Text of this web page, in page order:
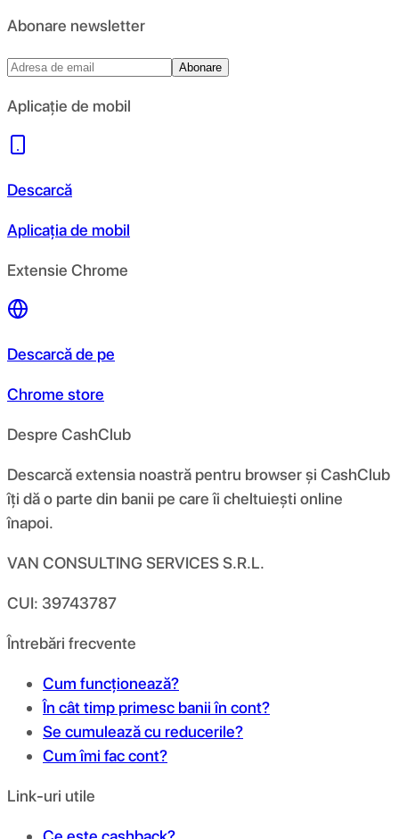
Abonare newsletter
Abonare
Aplicație de mobil
Descarcă
Aplicația de mobil
Extensie Chrome
Descarcă de pe
Chrome store
Despre CashClub
Descarcă extensia noastră pentru browser și CashClub
îți dă o parte din banii pe care îi cheltuiești online
înapoi.
VAN CONSULTING SERVICES S.R.L.
CUI: 39743787
Întrebări frecvente
Cum funcționează?
În cât timp primesc banii în cont?
Se cumulează cu reducerile?
Cum îmi fac cont?
Link-uri utile